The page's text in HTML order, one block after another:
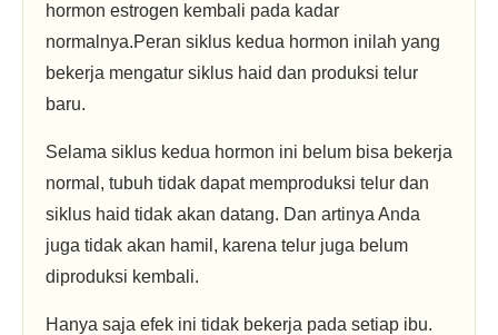
hormon estrogen kembali pada kadar
normalnya.Peran siklus kedua hormon inilah yang
bekerja mengatur siklus haid dan produksi telur
baru.
Selama siklus kedua hormon ini belum bisa bekerja
normal, tubuh tidak dapat memproduksi telur dan
siklus haid tidak akan datang. Dan artinya Anda
juga tidak akan hamil, karena telur juga belum
diproduksi kembali.
Hanya saja efek ini tidak bekerja pada setiap ibu.